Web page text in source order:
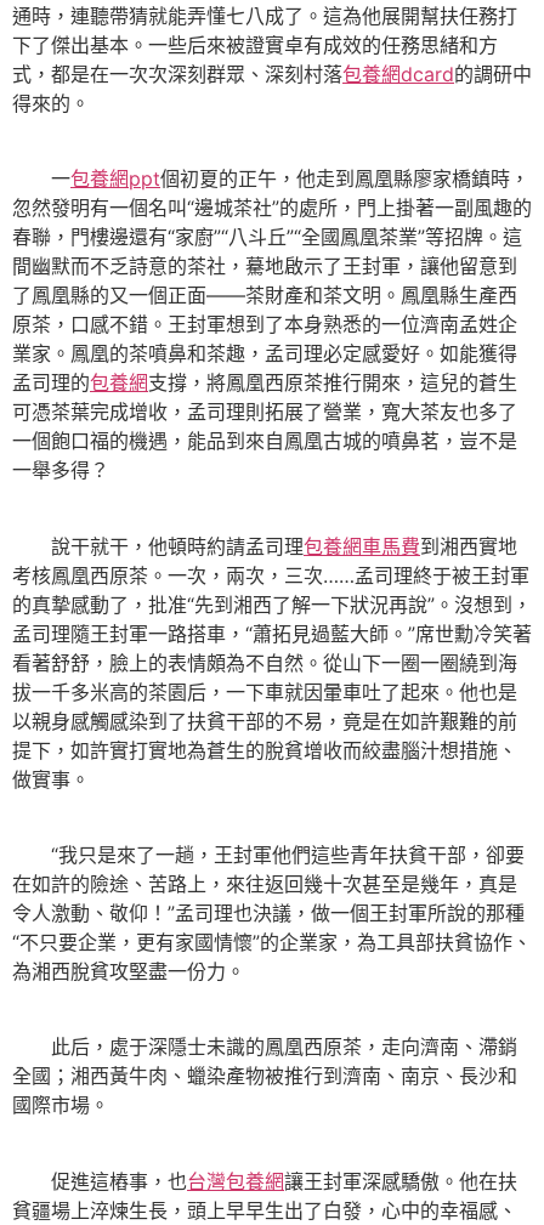
通時，連聽帶猜就能弄懂七八成了。這為他展開幫扶任務打
下了傑出基本。一些后來被證實卓有成效的任務思緒和方
式，都是在一次次深刻群眾、深刻村落包養網dcard的調研中
得來的。
一包養網ppt個初夏的正午，他走到鳳凰縣廖家橋鎮時，
忽然發明有一個名叫“邊城茶社”的處所，門上掛著一副風趣的
春聯，門樓邊還有“家廚”“八斗丘”“全國鳳凰茶業”等招牌。這
間幽默而不乏詩意的茶社，驀地啟示了王封軍，讓他留意到
了鳳凰縣的又一個正面——茶財產和茶文明。鳳凰縣生產西
原茶，口感不錯。王封軍想到了本身熟悉的一位濟南孟姓企
業家。鳳凰的茶噴鼻和茶趣，孟司理必定感愛好。如能獲得
孟司理的包養網支撐，將鳳凰西原茶推行開來，這兒的蒼生
可憑茶葉完成增收，孟司理則拓展了營業，寬大茶友也多了
一個飽口福的機遇，能品到來自鳳凰古城的噴鼻茗，豈不是
一舉多得？
說干就干，他頓時約請孟司理包養網車馬費到湘西實地
考核鳳凰西原茶。一次，兩次，三次……孟司理終于被王封軍
的真摯感動了，批准“先到湘西了解一下狀況再說”。沒想到，
孟司理隨王封軍一路搭車，“蕭拓見過藍大師。”席世勳冷笑著
看著舒舒，臉上的表情頗為不自然。從山下一圈一圈繞到海
拔一千多米高的茶園后，一下車就因暈車吐了起來。他也是
以親身感觸感染到了扶貧干部的不易，竟是在如許艱難的前
提下，如許實打實地為蒼生的脫貧增收而絞盡腦汁想措施、
做實事。
“我只是來了一趟，王封軍他們這些青年扶貧干部，卻要
在如許的險途、苦路上，來往返回幾十次甚至是幾年，真是
令人激動、敬仰！”孟司理也決議，做一個王封軍所說的那種
“不只要企業，更有家國情懷”的企業家，為工具部扶貧協作、
為湘西脫貧攻堅盡一份力。
此后，處于深隱士未識的鳳凰西原茶，走向濟南、滯銷
全國；湘西黃牛肉、蠟染產物被推行到濟南、南京、長沙和
國際市場。
促進這樁事，也台灣包養網讓王封軍深感驕傲。他在扶
貧疆場上淬煉生長，頭上早早生出了白發，心中的幸福感、